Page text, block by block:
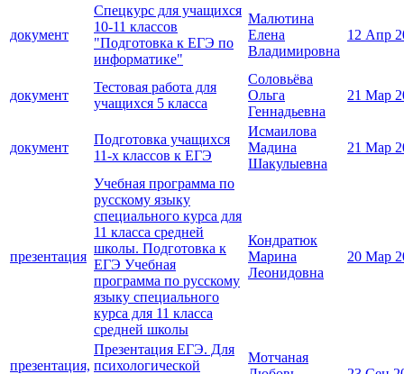
документ
Спецкурс для учащихся
10-11 классов
"Подготовка к ЕГЭ по
информатике"
Малютина
Елена
Владимировна
12 Апр
документ
Тестовая работа для
учащихся 5 класса
Соловьёва
Ольга
Геннадьевна
21 Мар
документ
Подготовка учащихся
11-х классов к ЕГЭ
Исмаилова
Мадина
Шакулыевна
21 Мар
презентация
Учебная программа по
русскому языку
специального курса для
11 класса средней
школы. Подготовка к
ЕГЭ Учебная
программа по русскому
языку специального
курса для 11 класса
средней школы
Кондратюк
Марина
Леонидовна
20 Мар
презентация,
Презентация ЕГЭ. Для
психологической
Мотчаная